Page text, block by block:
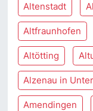
Altenstadt
Altfraunhofen
Altötting
Alzenau in
Amendingen